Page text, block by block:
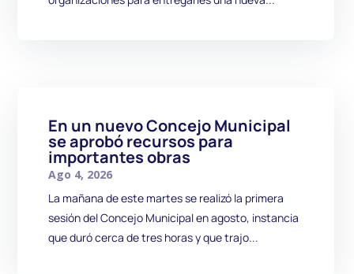
En un nuevo Concejo Municipal
se aprobó recursos para
importantes obras
Ago 4, 2026
La mañana de este martes se realizó la primera
sesión del Concejo Municipal en agosto, instancia
que duró cerca de tres horas y que trajo...